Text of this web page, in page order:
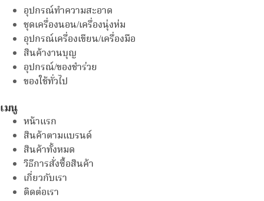
อุปกรณ์ทำความสะอาด
ชุดเครื่องนอน/เครื่องนุ่งห่ม
อุปกรณ์เครื่องเขียน/เครื่องมือ
สินค้างานบุญ
อุปกรณ์/ของชำร่วย
ของใช้ทั่วไป
เมนู
หน้าแรก
สินค้าตามแบรนด์
สินค้าทั้งหมด
วิธีการสั่งซื้อสินค้า
เกี่ยวกับเรา
ติดต่อเรา